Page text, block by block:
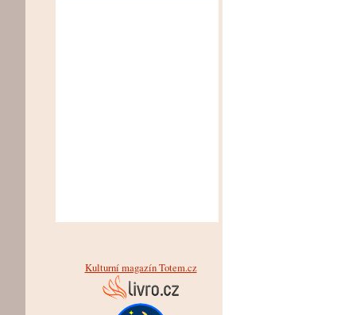
Kulturní magazín Totem.cz